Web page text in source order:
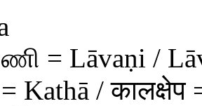
= Lāvaṇi /
Kathā / कालक्षेप